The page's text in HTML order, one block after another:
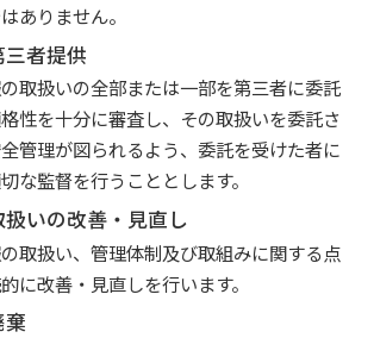
ありません。
者提供
取扱いの全部または一部を第三者に委託
性を十分に審査し、その取扱いを委託さ
管理が図られるよう、委託を受けた者に
な監督を行うこととします。
いの改善・見直し
取扱い、管理体制及び取組みに関する点
に改善・見直しを行います。
棄